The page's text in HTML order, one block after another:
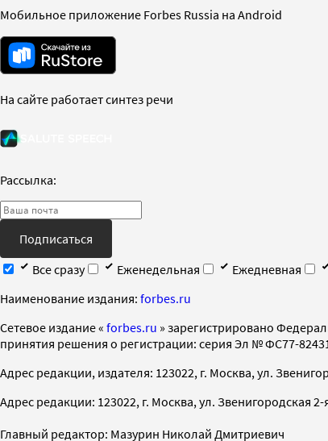
Мобильное приложение Forbes Russia на Android
На сайте работает синтез речи
Рассылка:
Подписаться
Все сразу
Еженедельная Ежедневная
Наименование издания: forbes.ru
Cетевое издание « forbes.ru » зарегистрировано
принятия решения о регистрации: серия Эл № ФС77-
Адрес редакции, издателя: 123022, г. Москва, ул.
Адрес редакции: 123022, г. Москва, ул. Звенигородская 2-
Главный редактор: Мазурин Николай Дмитриевич